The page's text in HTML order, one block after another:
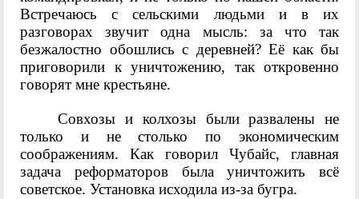
Встречаюсь с сельскими людьми и в их
разговорах звучит одна мысль: за что так
безжалостно обошлись с деревней? Её как бы
приговорили к уничтожению, так откровенно
говорят мне крестьяне.
Совхозы и колхозы были развалены не
только и не столько по экономическим
соображениям. Как говорил Чубайс, главная
задача реформаторов была уничтожить всё
советское. Установка исходила из-за бугра.